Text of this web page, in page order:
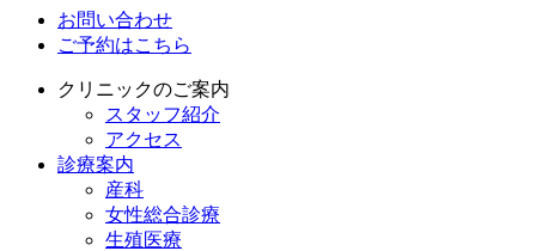
お問い合わせ
ご予約はこちら
クリニックのご案内
スタッフ紹介
アクセス
診療案内
産科
女性総合診療
生殖医療